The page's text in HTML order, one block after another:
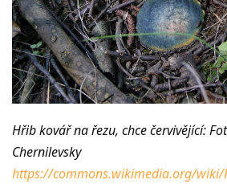
Hřib kovář na řezu, chce červivějící:
Chernilevsky
https://commons.wikimedia.org/wiki/